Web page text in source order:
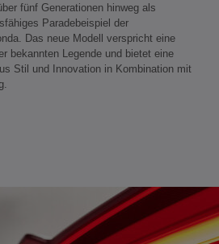
fünf Generationen hinweg als
Paradebeispiel der
Das neue Modell verspricht eine
bekannten Legende und bietet eine
Stil und Innovation in Kombination mit